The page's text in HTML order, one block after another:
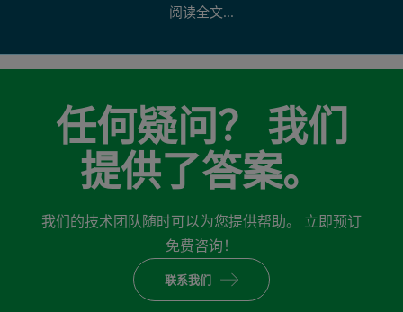
低您的光纤牵引速度。 需要使用混合系统来准确混合这些气体，
如果您唯一的选择是使用 100％氦气，您可以与您的气体供应商
氦气中的水分和氧气。
阅读全文...
任何疑问？ 我们
提供了答案。
我们的技术团队随时可以为您提供帮助。 立即预订
免费咨询！
联系我们